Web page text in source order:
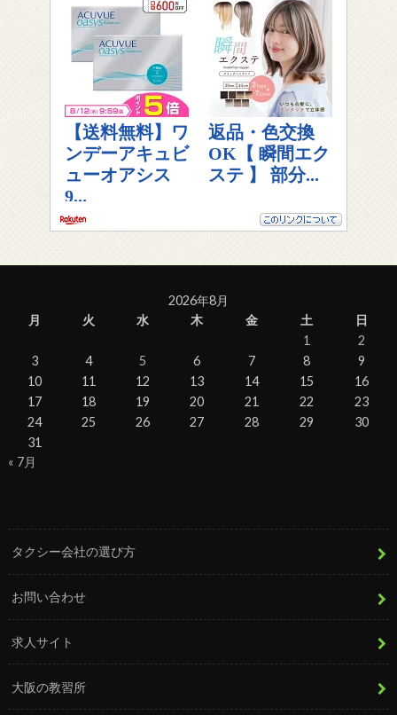
2026年8月
月
火 水 木 金 土
日
1
2
3
4 5 6 7 8
9
10
11 12 13 14 15
16
17
18 19 20 21 22
23
24
25 26 27 28 29
30
31
« 7月
タクシー会社の選び方
お問い合わせ
求人サイト
大阪の教習所